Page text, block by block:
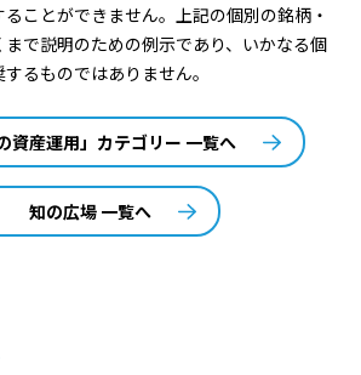
ことができません。上記の個別の銘柄・
で説明のための例示であり、いかなる個
るものではありません。
資産運用」カテゴリー 一覧へ
知の広場 一覧へ